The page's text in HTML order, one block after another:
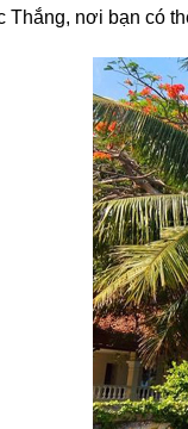
nơi bạn có